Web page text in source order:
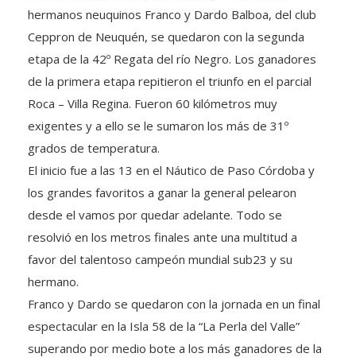
hermanos neuquinos Franco y Dardo Balboa, del club
Ceppron de Neuquén, se quedaron con la segunda
etapa de la 42º Regata del río Negro. Los ganadores
de la primera etapa repitieron el triunfo en el parcial
Roca – Villa Regina. Fueron 60 kilómetros muy
exigentes y a ello se le sumaron los más de 31º
grados de temperatura.
El inicio fue a las 13 en el Náutico de Paso Córdoba y
los grandes favoritos a ganar la general pelearon
desde el vamos por quedar adelante. Todo se
resolvió en los metros finales ante una multitud a
favor del talentoso campeón mundial sub23 y su
hermano.
Franco y Dardo se quedaron con la jornada en un final
espectacular en la Isla 58 de la “La Perla del Valle”
superando por medio bote a los más ganadores de la